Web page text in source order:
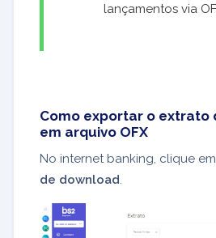
lançamentos via
Como exportar o extrato
em arquivo OFX
No internet banking, clique em
de download.